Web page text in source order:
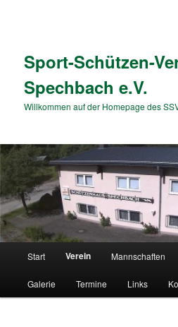
Sport-Schützen-
Spechbach e.V.
Willkommen auf der Homepage des
Start Verein Mannschaften
Galerie Termine Links